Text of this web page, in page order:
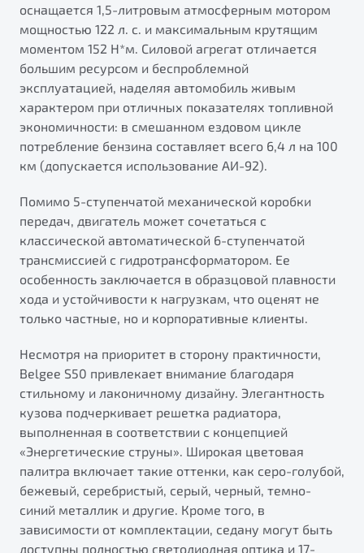
оснащается 1,5-литровым атмосферным мотором
мощностью 122 л. с. и максимальным крутящим
моментом 152 Н*м. Силовой агрегат отличается
большим ресурсом и беспроблемной
эксплуатацией, наделяя автомобиль живым
характером при отличных показателях топливной
экономичности: в смешанном ездовом цикле
потребление бензина составляет всего 6,4 л на 100
км (допускается использование АИ-92).
Помимо 5-ступенчатой механической коробки
передач, двигатель может сочетаться с
классической автоматической 6-ступенчатой
трансмиссией с гидротрансформатором. Ее
особенность заключается в образцовой плавности
хода и устойчивости к нагрузкам, что оценят не
только частные, но и корпоративные клиенты.
Несмотря на приоритет в сторону практичности,
Belgee S50 привлекает внимание благодаря
стильному и лаконичному дизайну. Элегантность
кузова подчеркивает решетка радиатора,
выполненная в соответствии с концепцией
«Энергетические струны». Широкая цветовая
палитра включает такие оттенки, как серо-голубой,
бежевый, серебристый, серый, черный, темно-
синий металлик и другие. Кроме того, в
зависимости от комплектации, седану могут быть
доступны полностью светодиодная оптика и 17-